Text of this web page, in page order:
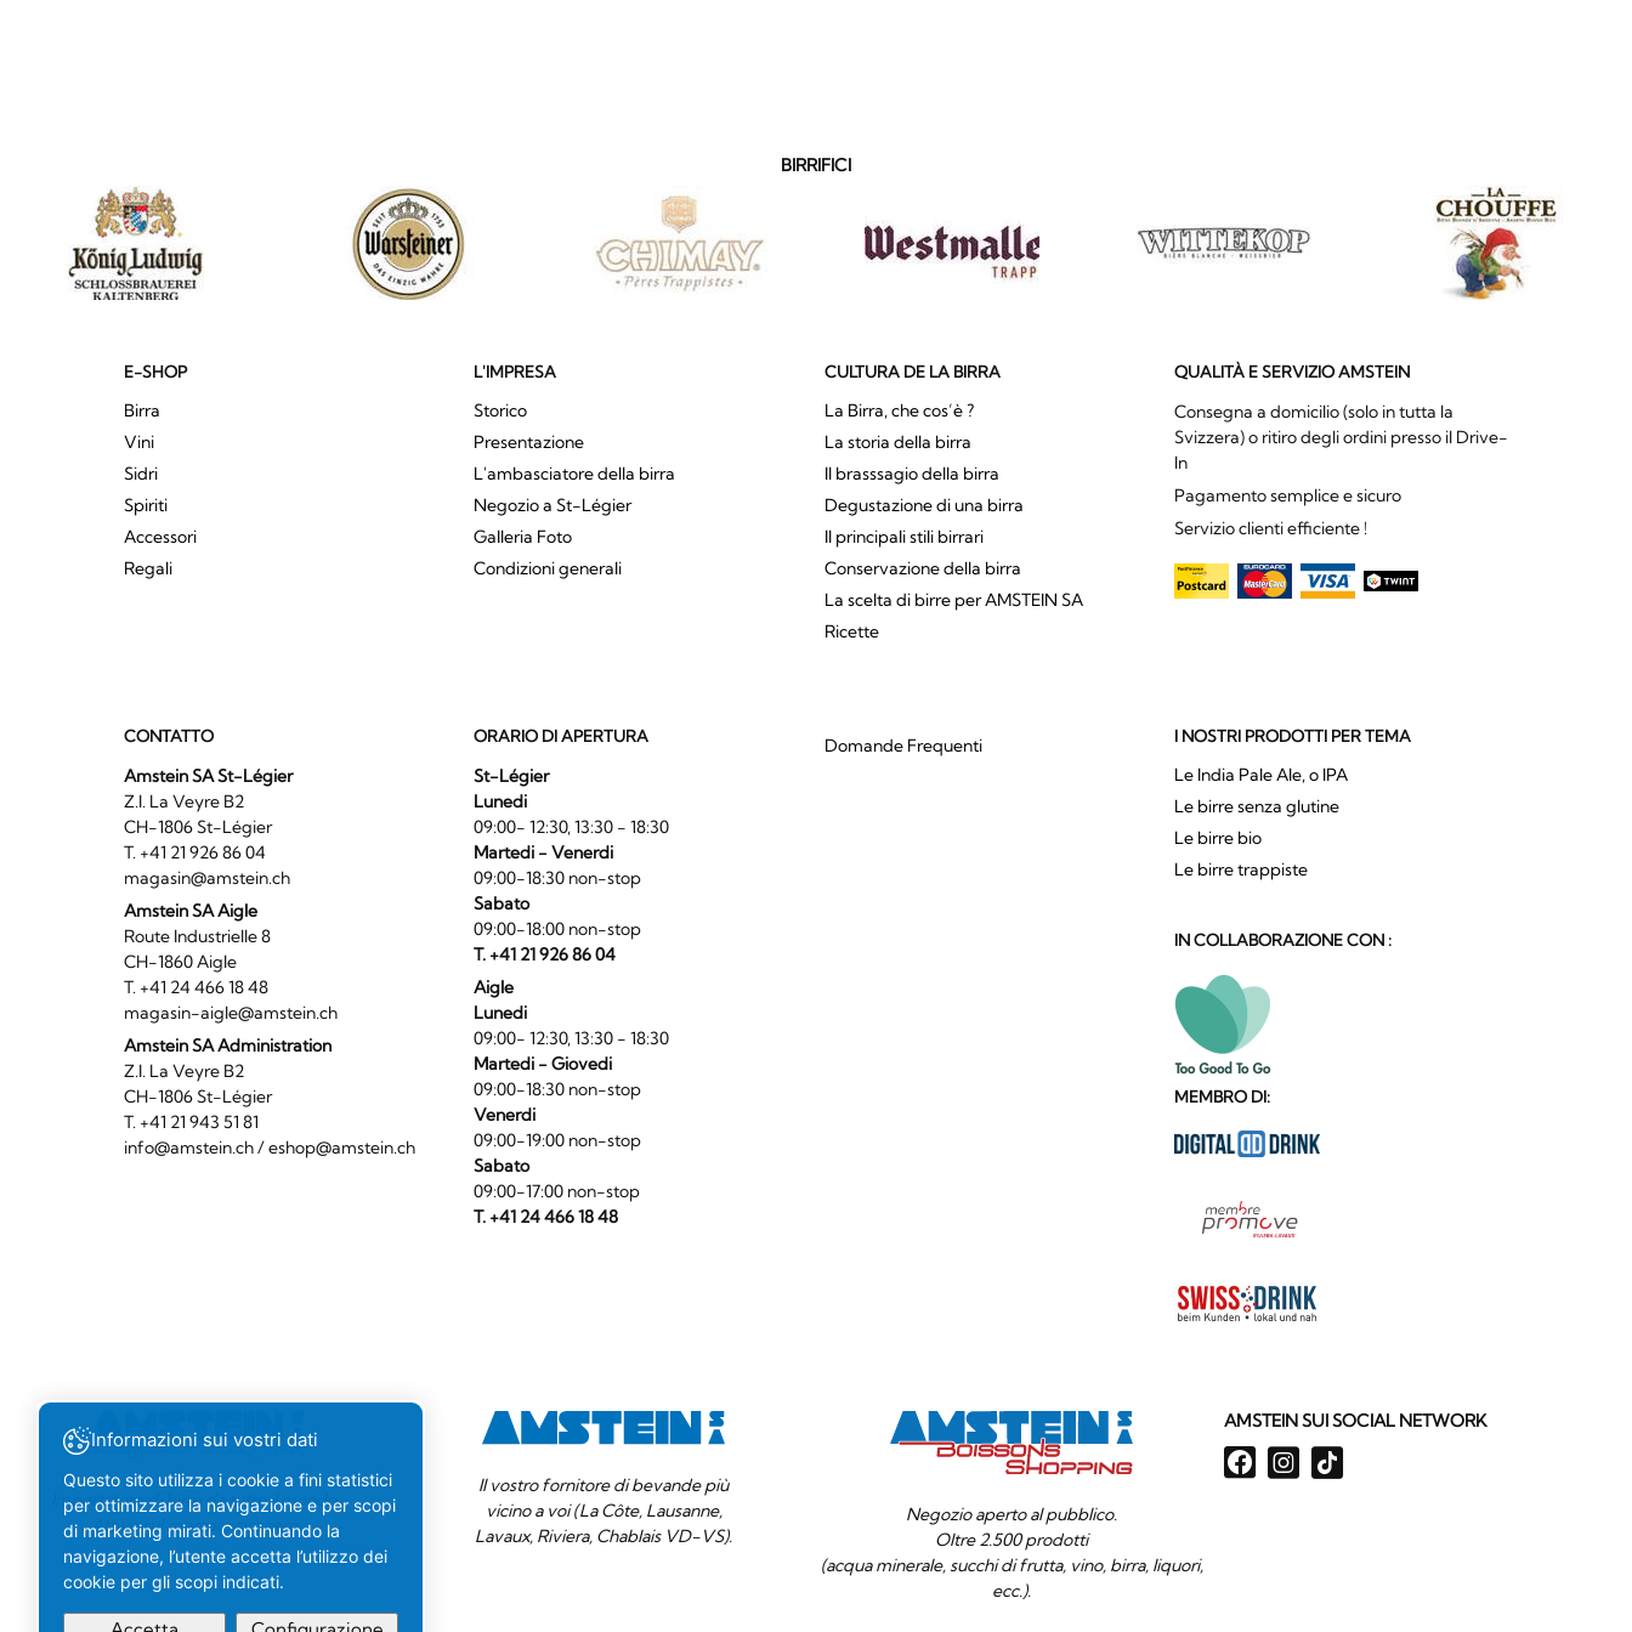
BIRRIFICI
E-SHOP
Birra
Vini
Sidri
Spiriti
Accessori
Regali
L'IMPRESA
Storico
Presentazione
L'ambasciatore della birra
Negozio a St-Légier
Galleria Foto
Condizioni generali
CULTURA DE LA BIRRA
La Birra, che cos’è ?
La storia della birra
Il brasssagio della birra
Degustazione di una birra
Il principali stili birrari
Conservazione della birra
La scelta di birre per AMSTEIN SA
Ricette
QUALITÀ E SERVIZIO AMSTEIN
Consegna a domicilio (solo in tutta la
Svizzera) o ritiro degli ordini presso il Drive-
In
Pagamento semplice e sicuro
Servizio clienti efficiente !
CONTATTO
Amstein SA St-Légier
Z.I. La Veyre B2
CH-1806 St-Légier
T. +41 21 926 86 04
magasin@amstein.ch
Amstein SA Aigle
Route Industrielle 8
CH-1860 Aigle
T. +41 24 466 18 48
magasin-aigle@amstein.ch
Amstein SA Administration
Z.I. La Veyre B2
CH-1806 St-Légier
T. +41 21 943 51 81
info@amstein.ch/eshop@amstein.ch
ORARIO DI APERTURA
St-Légier
Lunedi
09:00- 12:30, 13:30 - 18:30
Martedi - Venerdi
09:00-18:30 non-stop
Sabato
09:00-18:00 non-stop
T. +41 21 926 86 04
Aigle
Lunedi
09:00- 12:30, 13:30 - 18:30
Martedi - Giovedi
09:00-18:30 non-stop
Venerdi
09:00-19:00 non-stop
Sabato
09:00-17:00 non-stop
T. +41 24 466 18 48
Domande Frequenti I NOSTRI PRODOTTI PER TEMA
Le India Pale Ale, o IPA
Le birre senza glutine
Le birre bio
Le birre trappiste
IN COLLABORAZIONE CON :
MEMBRO DI:
Importatore di birre da tutto il mondo.
Attivo sul mercato svizzero.
Il vostro fornitore di bevande più
vicino a voi (La Côte, Lausanne,
Lavaux, Riviera, Chablais VD-VS).
Negozio aperto al pubblico.
Oltre 2.500 prodotti
(acqua minerale, succhi di frutta, vino, birra, liquori,
ecc.).
AMSTEIN SUI SOCIAL NETWORK
Informazioni sui vostri dati
Questo sito utilizza i cookie a fini statistici
per ottimizzare la navigazione e per scopi
di marketing mirati. Continuando la
navigazione, l’utente accetta l’utilizzo dei
cookie per gli scopi indicati.